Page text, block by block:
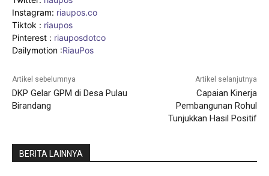
Instagram: riaupos.co
Tiktok : riaupos
Pinterest : riauposdotco
Dailymotion :RiauPos
Artikel sebelumnya
DKP Gelar GPM di Desa Pulau
Birandang
Artikel selanjutnya
Capaian Kinerja
Pembangunan Rohul
Tunjukkan Hasil Positif
BERITA LAINNYA